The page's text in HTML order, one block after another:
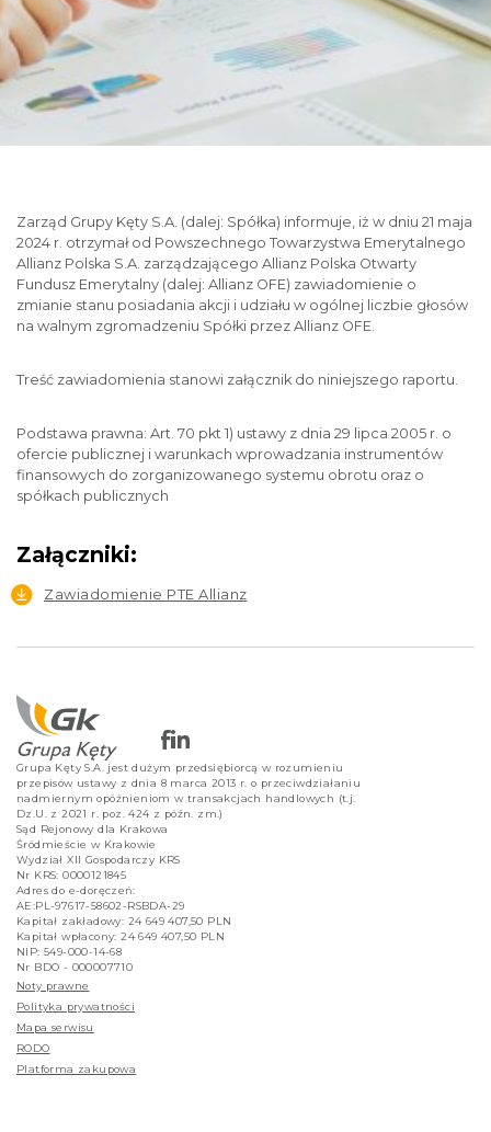
Zarząd Grupy Kęty S.A. (dalej: Spółka) informuje, iż w dniu 21 maja
2024 r. otrzymał od Powszechnego Towarzystwa Emerytalnego
Allianz Polska S.A. zarządzającego Allianz Polska Otwarty
Fundusz Emerytalny (dalej: Allianz OFE) zawiadomienie o
zmianie stanu posiadania akcji i udziału w ogólnej liczbie głosów
na walnym zgromadzeniu Spółki przez Allianz OFE.
Treść zawiadomienia stanowi załącznik do niniejszego raportu.
Podstawa prawna: Art. 70 pkt 1) ustawy z dnia 29 lipca 2005 r. o
ofercie publicznej i warunkach wprowadzania instrumentów
finansowych do zorganizowanego systemu obrotu oraz o
spółkach publicznych
Załączniki:
Zawiadomienie PTE Allianz
Grupa Kęty S.A. jest dużym przedsiębiorcą w rozumieniu
przepisów ustawy z dnia 8 marca 2013 r. o przeciwdziałaniu
nadmiernym opóźnieniom w transakcjach handlowych (t.j.
Dz.U. z 2021 r. poz. 424 z późn. zm.)
Sąd Rejonowy dla Krakowa
Śródmieście w Krakowie
Wydział XII Gospodarczy KRS
Nr KRS: 0000121845
Adres do e-doręczeń:
AE:PL-97617-58602-RSBDA-29
Kapitał zakładowy: 24 649 407,50 PLN
Kapitał wpłacony: 24 649 407,50 PLN
NIP: 549-000-14-68
Nr BDO - 000007710
Noty prawne
Polityka prywatności
Mapa serwisu
RODO
Platforma zakupowa